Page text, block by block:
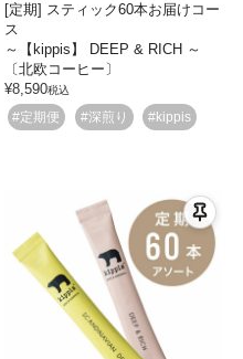
[定期] スティック60本お届けコー
ス
～【kippis】 DEEP & RICH ～
〔北欧コーヒー〕
¥8,590税込
#定期便 #深煎り #kippis